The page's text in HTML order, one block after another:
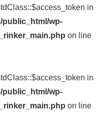
in
public_html/wp-
on line
in
public_html/wp-
on line